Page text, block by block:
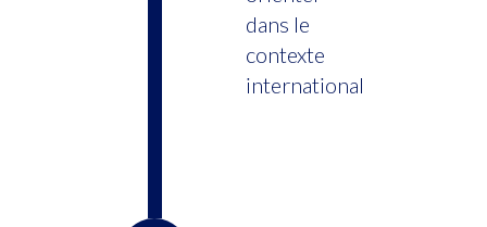
dans le
contexte
international